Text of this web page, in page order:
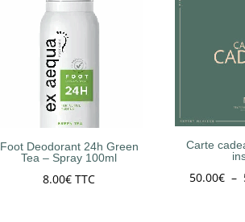
Foot Deodorant 24h Green
Tea – Spray 100ml
8.00€ TTC
Carte
50.00€ –